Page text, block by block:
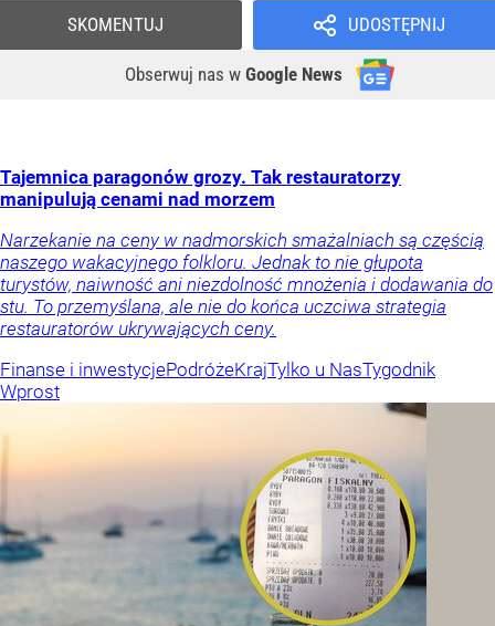
UDOSTĘPNIJ
Obserwuj nas w Google News
SKOMENTUJ
Tajemnica paragonów grozy. Tak restauratorzy
manipulują cenami nad morzem
Narzekanie na ceny w nadmorskich smażalniach są częścią
naszego wakacyjnego folkloru. Jednak to nie głupota
turystów, naiwność ani niezdolność mnożenia i dodawania do
stu. To przemyślana, ale nie do końca uczciwa strategia
restauratorów ukrywających ceny.
Finanse i inwestycjePodróżeKrajTylko u NasTygodnik
Wprost